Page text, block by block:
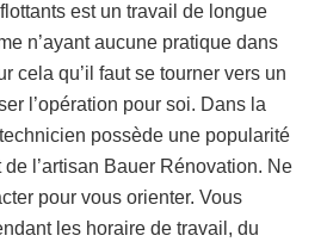
est un travail de longue
n’ayant aucune pratique dans
cela qu’il faut se tourner vers un
l’opération pour soi. Dans la
possède une popularité
de l’artisan Bauer Rénovation. Ne
pour vous orienter. Vous
les horaire de travail, du